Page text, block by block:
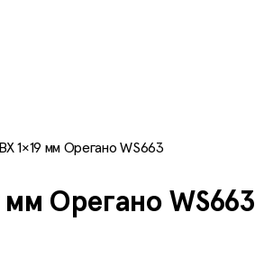
1×19 мм Орегано WS663
Орегано WS663